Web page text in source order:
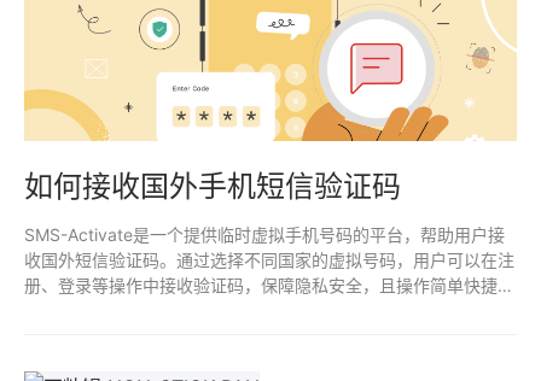
如何接收国外手机短信验证码
SMS-Activate是一个提供临时虚拟手机号码的平台，帮助用户接
收国外短信验证码。通过选择不同国家的虚拟号码，用户可以在注
册、登录等操作中接收验证码，保障隐私安全，且操作简单快捷。